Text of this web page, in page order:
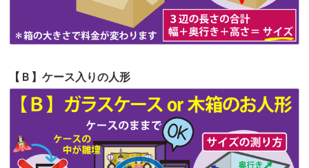
第59回人形供養祭 令和5年2月10日(金)
第58回人形供養祭令和5年12月21日(水)
第56回人形供養祭 令和4年10月19日(水)
第55回人形供養祭令和4年9月8日(木)
第54回人形供養祭令和4年8月1日(月)
【Ｂ】ケース入りの人形